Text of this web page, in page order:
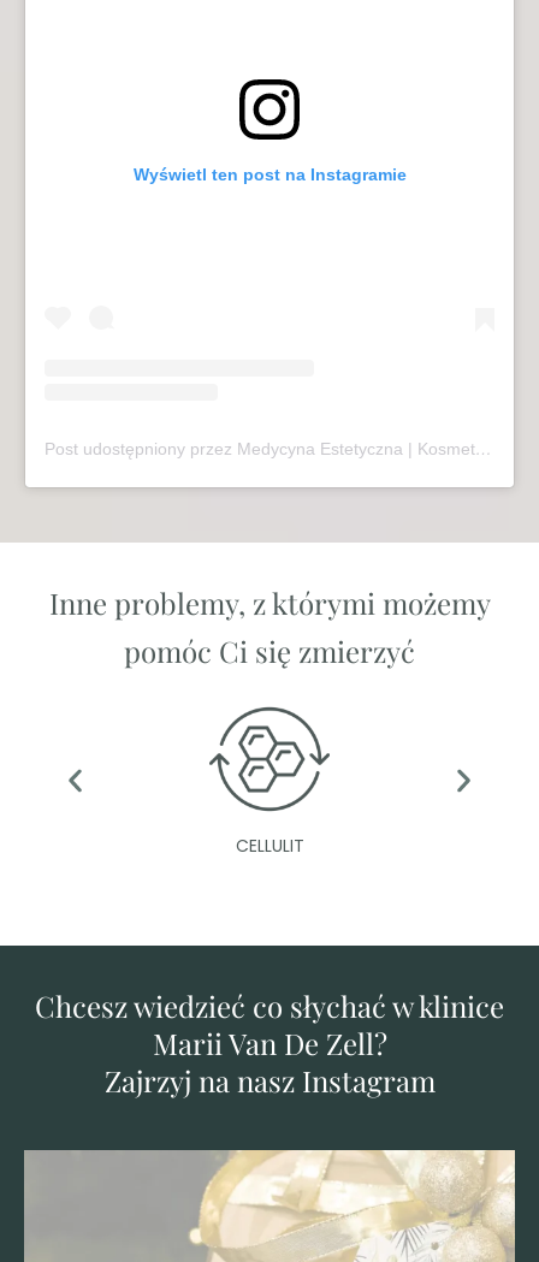
Wyświetl ten post na Instagramie
Post udostępniony przez Medycyna Estetyczna | Kosmetologia | Laseroterapia | Sopot (@mariivandezell)
Inne problemy, z którymi możemy
pomóc Ci się zmierzyć
CELLULIT
Chcesz wiedzieć co słychać w klinice
Marii Van De Zell?
Zajrzyj na nasz Instagram